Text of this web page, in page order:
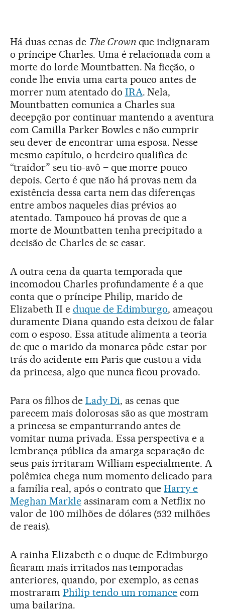
Há duas cenas de The Crownque indignaram
o príncipe Charles. Uma é relacionada com a
morte do lorde Mountbatten. Na ficção, o
conde lhe envia uma carta pouco antes de
morrer num atentado do IRA. Nela,
Mountbatten comunica a Charles sua
decepção por continuar mantendo a aventura
com Camilla Parker Bowles e não cumprir
seu dever de encontrar uma esposa. Nesse
mesmo capítulo, o herdeiro qualifica de
“traidor” seu tio-avô – que morre pouco
depois. Certo é que não há provas nem da
existência dessa carta nem das diferenças
entre ambos naqueles dias prévios ao
atentado. Tampouco há provas de que a
morte de Mountbatten tenha precipitado a
decisão de Charles de se casar.
A outra cena da quarta temporada que
incomodou Charles profundamente é a que
conta que o príncipe Philip, marido de
Elizabeth II e duque de Edimburgo, ameaçou
duramente Diana quando esta deixou de falar
com o esposo. Essa atitude alimenta a teoria
de que o marido da monarca pôde estar por
trás do acidente em Paris que custou a vida
da princesa, algo que nunca ficou provado.
Para os filhos de Lady Di, as cenas que
parecem mais dolorosas são as que mostram
a princesa se empanturrando antes de
vomitar numa privada. Essa perspectiva e a
lembrança pública da amarga separação de
seus pais irritaram William especialmente. A
polêmica chega num momento delicado para
a família real, após o contrato queHarry e
Meghan Markleassinaram com a Netflix no
valor de 100 milhões de dólares (532 milhões
de reais).
A rainha Elizabeth e o duque de Edimburgo
ficaram mais irritados nas temporadas
anteriores, quando, por exemplo, as cenas
mostraram Philip tendo um romance com
uma bailarina.